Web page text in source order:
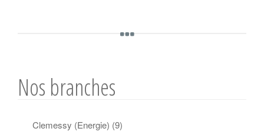
Nos branches
Clemessy (Energie) (9)